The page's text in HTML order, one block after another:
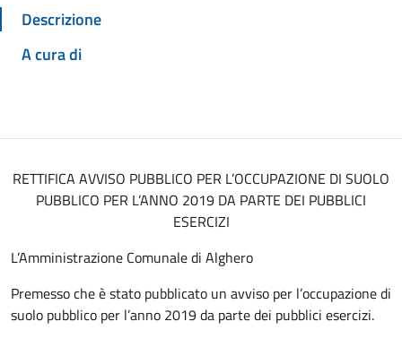
Descrizione
A cura di
RETTIFICA AVVISO PUBBLICO PER L’OCCUPAZIONE DI SUOLO
PUBBLICO PER L’ANNO 2019 DA PARTE DEI PUBBLICI
ESERCIZI
L’Amministrazione Comunale di Alghero
Premesso che è stato pubblicato un avviso per l’occupazione di
suolo pubblico per l’anno 2019 da parte dei pubblici esercizi.